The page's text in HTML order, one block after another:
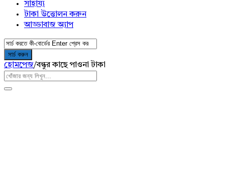
সাহায্য
টাকা উত্তোলন করুন
আড্ডাবাজ অ্যাপ
হোমপেজ/বন্ধুর কাছে পাওনা টাকা